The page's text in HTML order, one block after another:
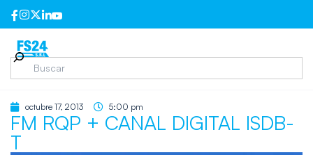
octubre 17, 2013 5:00 pm
FM RQP + CANAL DIGITAL ISDB-
T